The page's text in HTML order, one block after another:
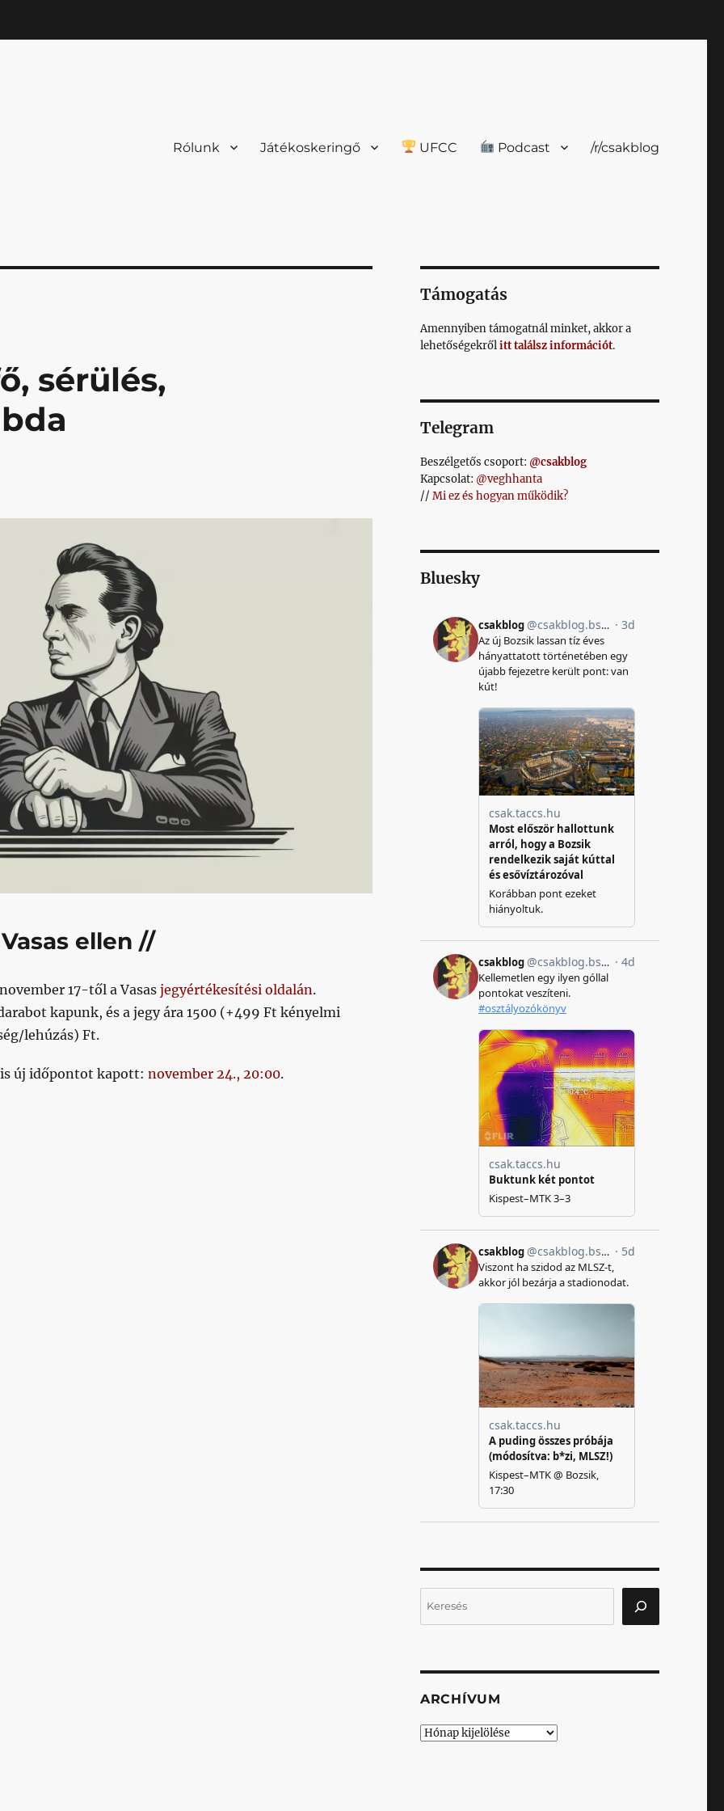
Rólunk Játékoskeringő UFCC Podcast /r/csakblog
sérülés,
ellen //
17-től a Vasasjegyértékesítési oldalán.
kapunk, és a jegy ára 1500 (+499 Ft kényelmi
lehúzás) Ft.
is új időpontot kapott: november 24., 20:00.
sérülés, sajtófigyelő, vízilabda”
Támogatás
Amennyiben támogatnál minket, akkor a
lehetőségekrőlitt találsz információt.
Telegram
Beszélgetős csoport: @csakblog
Kapcsolat: @veghhanta
// Mi ez és hogyan működik?
Bluesky
ARCHÍVUM
Archívum